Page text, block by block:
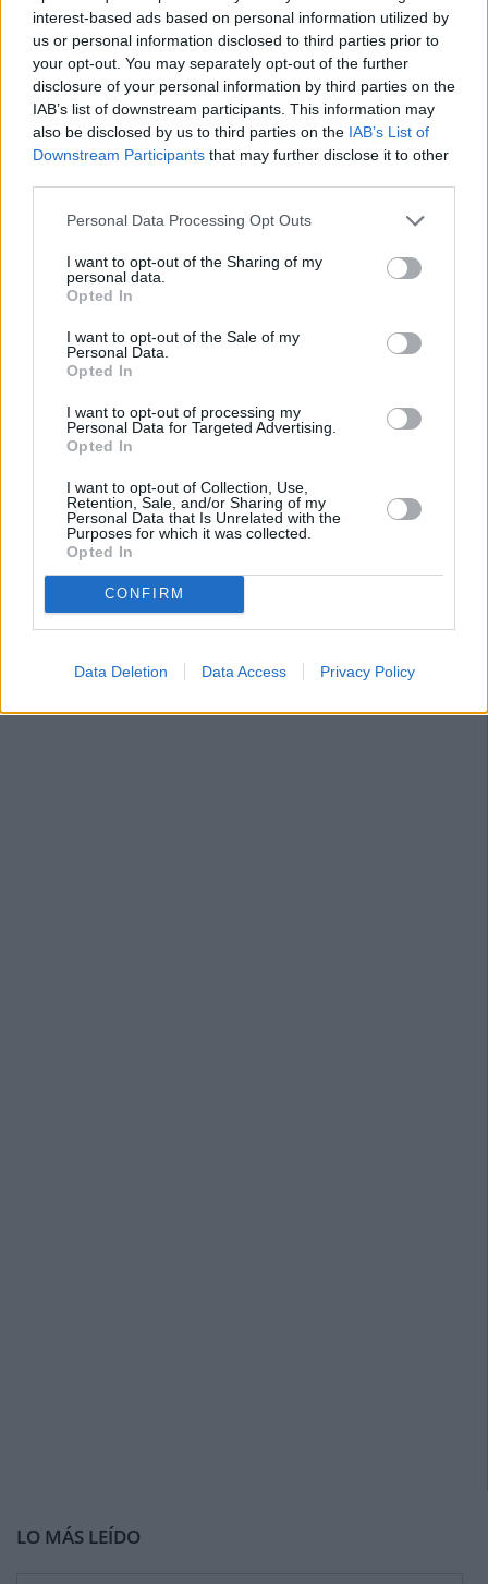
interest-based ads based on personal information utilized by
us or personal information disclosed to third parties prior to
your opt-out. You may separately opt-out of the further
disclosure of your personal information by third parties on the
IAB’s list of downstream participants. This information may
also be disclosed by us to third parties on the IAB’s List of
Downstream Participants that may further disclose it to other
Personal Data Processing Opt Outs
I want to opt-out of the Sharing of my
personal data.
Opted In
I want to opt-out of the Sale of my
Personal Data.
Opted In
I want to opt-out of processing my
Personal Data for Targeted Advertising.
Opted In
I want to opt-out of Collection, Use,
Retention, Sale, and/or Sharing of my
Personal Data that Is Unrelated with the
Purposes for which it was collected.
Opted In
CONFIRM
Data Deletion Data Access Privacy Policy
de contagio están “por encima de las recomendaciones” de
la OMS. En este sentido, la facultativa dijo que el traje de
protección genera disconfort y algunas dificultades en la
atención del paciente y para su retirada, “pero en ningún
momento da sensación de falta de seguridad”.
Los facultativos indicaron que no pueden aportar
información sobre las circunstancias del contagio de
Teresa, en referencia a si se pudo tocar con un guante, ni
Paciencia.
LO MÁS LEÍDO